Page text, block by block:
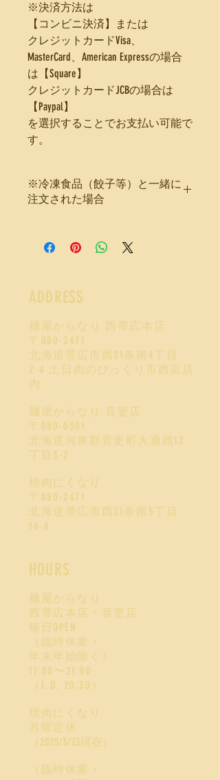
※決済方法は
【コンビニ決済】または
クレジットカードVisa、
MasterCard、American Expressの場合
は【Square】
クレジットカードJCBの場合は
【Paypal】
を選択することでお支払い可能で
す。
※冷凍食品（餃子等）と一緒に
注文された場合
れた場合は冷凍便での配送になるた
め、内容物が冷凍または半冷凍状態で
ADDRESS
麺屋からなり 西帯広本店
〒080-2471
北海道帯広市西21条南4丁目
2-4 土日肉のびっくり市西店店
内
麺屋からなり 音更店
〒080-0301
北海道河東郡音更町大通西12
丁目3-2
焼肉にくなり
〒080-2471
北海道帯広市西21条南5丁目
16-6
HOURS
麺屋からなり
西帯広本店・音更店
毎日OPEN
（臨時休業・
年末年始除く）
11:00〜21:00
​（L.O. 20:30）
焼肉にくなり
月曜定休
（2025/3/23現在）
（臨時休業・